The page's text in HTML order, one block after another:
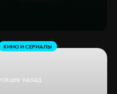
КИНО И СЕРИАЛЫ
назад